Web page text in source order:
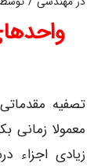
تصفیه
معمولا زمانی
زیادی اجزاء